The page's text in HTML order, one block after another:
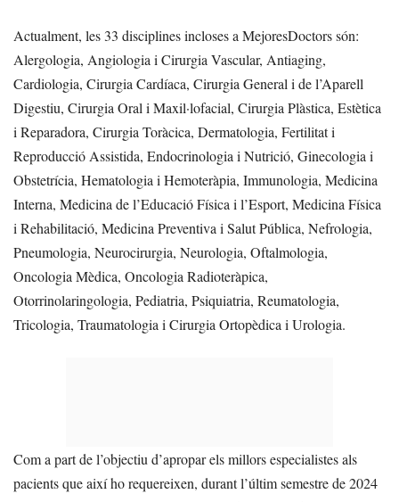
Actualment, les 33 disciplines incloses a MejoresDoctors són:
Alergologia, Angiologia i Cirurgia Vascular, Antiaging,
Cardiologia, Cirurgia Cardíaca, Cirurgia General i de l’Aparell
Digestiu, Cirurgia Oral i Maxil·lofacial, Cirurgia Plàstica, Estètica
i Reparadora, Cirurgia Toràcica, Dermatologia, Fertilitat i
Reproducció Assistida, Endocrinologia i Nutrició, Ginecologia i
Obstetrícia, Hematologia i Hemoteràpia, Immunologia, Medicina
Interna, Medicina de l’Educació Física i l’Esport, Medicina Física
i Rehabilitació, Medicina Preventiva i Salut Pública, Nefrologia,
Pneumologia, Neurocirurgia, Neurologia, Oftalmologia,
Oncologia Mèdica, Oncologia Radioteràpica,
Otorrinolaringologia, Pediatria, Psiquiatria, Reumatologia,
Tricologia, Traumatologia i Cirurgia Ortopèdica i Urologia.
Com a part de l’objectiu d’apropar els millors especialistes als
pacients que així ho requereixen, durant l’últim semestre de 2024